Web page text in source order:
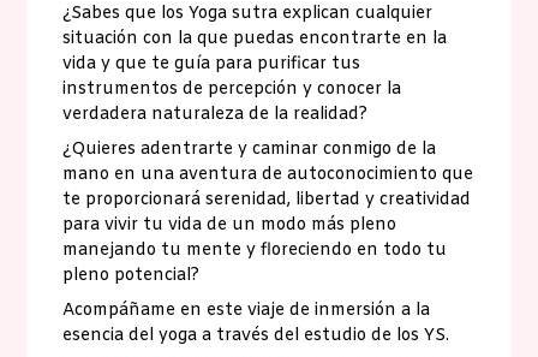
¿Sabes que los Yoga sutra explican cualquier
situación con la que puedas encontrarte en la
vida y que te guía para purificar tus
instrumentos de percepción y conocer la
verdadera naturaleza de la realidad?
¿Quieres adentrarte y caminar conmigo de la
mano en una aventura de autoconocimiento que
te proporcionará serenidad, libertad y creatividad
para vivir tu vida de un modo más pleno
manejando tu mente y floreciendo en todo tu
pleno potencial?
Acompáñame en este viaje de inmersión a la
esencia del yoga a través del estudio de los YS.